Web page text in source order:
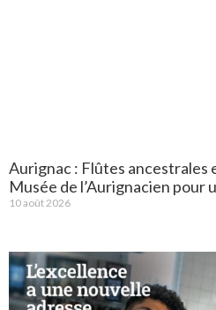
Aurignac : Flûtes ancestrales
Musée de l’Aurignacien pour
10 août 2026